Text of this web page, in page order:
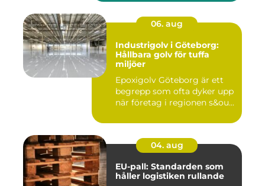
06. aug
Industrigolv i Göteborg:
Hållbara golv för tuffa
miljöer
Epoxigolv Göteborg är ett
begrepp som ofta dyker upp
när företag i regionen s&ou...
04. aug
EU-pall: Standarden som
håller logistiken rullande